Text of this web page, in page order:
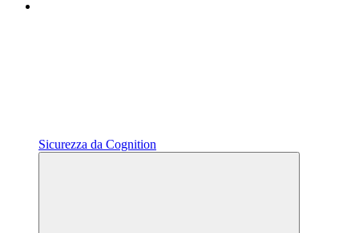
Sicurezza da Cognition